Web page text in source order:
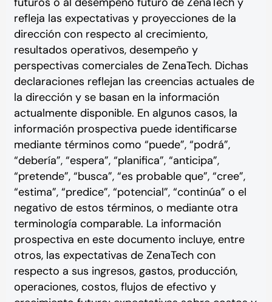
refleja las expectativas y proyecciones de la
dirección con respecto al crecimiento,
resultados operativos, desempeño y
perspectivas comerciales de ZenaTech. Dichas
declaraciones reflejan las creencias actuales de
la dirección y se basan en la información
actualmente disponible. En algunos casos, la
información prospectiva puede identificarse
mediante términos como “puede”, “podrá”,
“debería”, “espera”, “planifica”, “anticipa”,
“pretende”, “busca”, “es probable que”, “cree”,
“estima”, “predice”, “potencial”, “continúa” o el
negativo de estos términos, o mediante otra
terminología comparable. La información
prospectiva en este documento incluye, entre
otros, las expectativas de ZenaTech con
respecto a sus ingresos, gastos, producción,
operaciones, costos, flujos de efectivo y